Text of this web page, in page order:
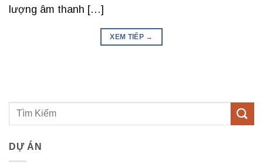
lượng âm thanh […]
XEM TIẾP →
DỰ ÁN